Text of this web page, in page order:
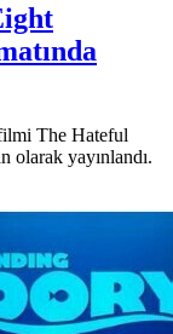
The Hateful
olarak yayınlandı.